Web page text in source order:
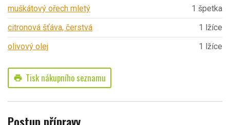
muškátový ořech mletý
1 špetka
citronová šťáva, čerstvá
1 lžíce
olivový olej
1 lžíce
print Tisk nákupního seznamu
Postup přípravy